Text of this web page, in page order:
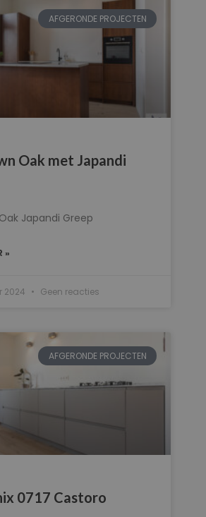
AFGERONDE PROJECTEN
Oak met Japandi
Japandi Greep
»
2024 Geen reacties
AFGERONDE PROJECTEN
0717 Castoro